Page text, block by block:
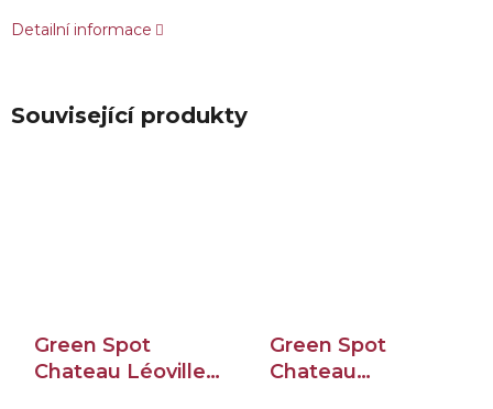
Detailní informace
Související produkty
Green Spot
Chateau Léoville
Green Spot
Chateau